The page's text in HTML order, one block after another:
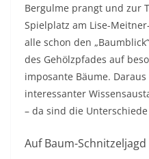
Bergulme prangt und zur
Spielplatz am Lise-
alle schon den
des Gehölzpfades auf
imposante Bäume.
interessanter
– da sind die
Auf Baum-